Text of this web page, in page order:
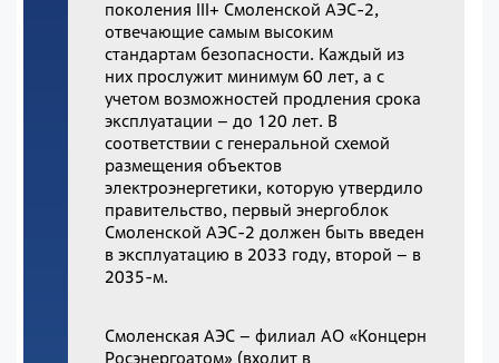
поколения III+ Смоленской АЭС-2,
отвечающие самым высоким
стандартам безопасности. Каждый из
них прослужит минимум 60 лет, а с
учетом возможностей продления срока
эксплуатации – до 120 лет. В
соответствии с генеральной схемой
размещения объектов
электроэнергетики, которую утвердило
правительство, первый энергоблок
Смоленской АЭС-2 должен быть введен
в эксплуатацию в 2033 году, второй – в
2035‐м.
Смоленская АЭС– филиал АО «Концерн
Росэнергоатом» (входит в